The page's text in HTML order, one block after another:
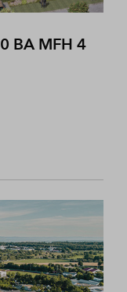
BA MFH 4